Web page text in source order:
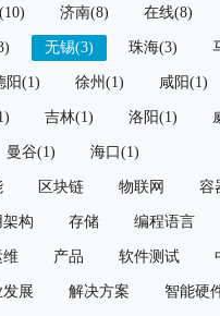
济南(8) 在线(8)
无锡(3) 珠海(3)
阳(1) 徐州(1) 咸阳(1)
吉林(1) 洛阳(1)
曼谷(1) 海口(1)
区块链 物联网 容
构 存储 编程语言
维 产品 软件测试
展 解决方案 智能硬